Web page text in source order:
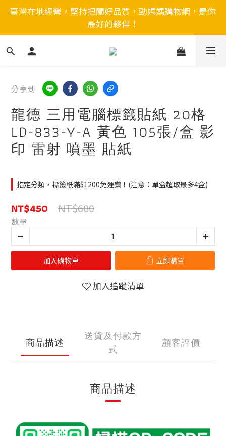
臺灣在地經營，堅持把關好品質，勁媽媽購物網，是你
最好的夥伴！
分享到
龍德 三用電腦標籤貼紙 20格
LD-833-Y-A 黃色 105張/盒 影
印 雷射 噴墨 貼紙
指定分類，標籤紙滿$1200免運費！(注意：單盒超取最多4盒)
NT$450 NT$600
數量
加入購物車 立即購買
加入追蹤清單
商品描述
送貨及付款方
式
顧客評價
商品描述